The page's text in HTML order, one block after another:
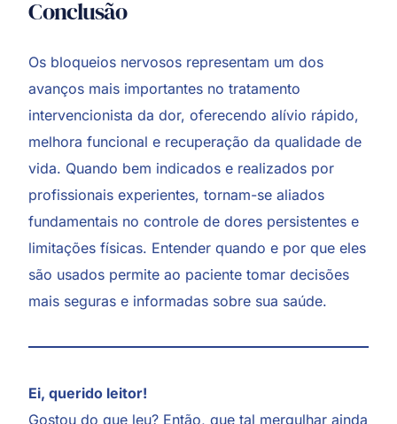
Conclusão
Os bloqueios nervosos representam um dos
avanços mais importantes no tratamento
intervencionista da dor, oferecendo alívio rápido,
melhora funcional e recuperação da qualidade de
vida. Quando bem indicados e realizados por
profissionais experientes, tornam-se aliados
fundamentais no controle de dores persistentes e
limitações físicas. Entender quando e por que eles
são usados permite ao paciente tomar decisões
mais seguras e informadas sobre sua saúde.
Ei, querido leitor!
Gostou do que leu? Então, que tal mergulhar ainda